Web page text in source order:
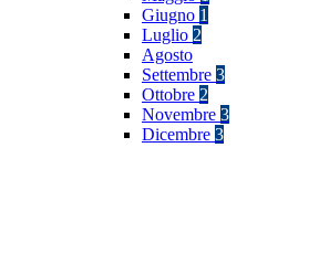
Giugno 1
Luglio 2
Agosto
Settembre 3
Ottobre 2
Novembre 3
Dicembre 3